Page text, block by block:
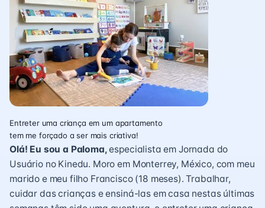
Entreter uma criança em um apartamento
tem me forçado a ser mais criativa!
Olá! Eu sou a Paloma,especialista em Jornada do
Usuário no Kinedu. Moro em Monterrey, México, com meu
marido e meu filho Francisco (18 meses). Trabalhar,
cuidar das crianças e ensiná-las em casa nestas últimas